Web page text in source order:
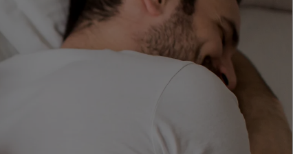
je meestal de eerste tekenen van
hoort de vogels niet meer fluiten
omdat het gehoor nu eenmaal